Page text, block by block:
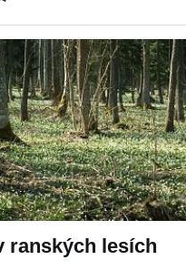
ranských lesích